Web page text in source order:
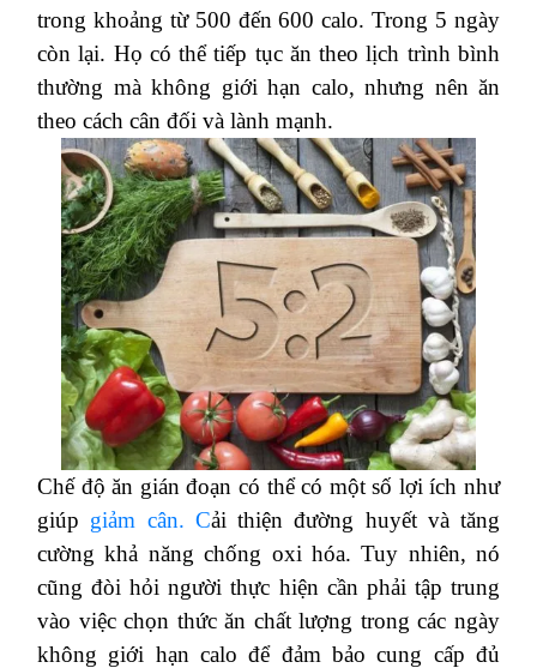
trong khoảng từ 500 đến 600 calo. Trong 5 ngày
còn lại. Họ có thể tiếp tục ăn theo lịch trình bình
thường mà không giới hạn calo, nhưng nên ăn
theo cách cân đối và lành mạnh.
Chế độ ăn gián đoạn có thể có một số lợi ích như
giúp giảm cân. Cải thiện đường huyết và tăng
cường khả năng chống oxi hóa. Tuy nhiên, nó
cũng đòi hỏi người thực hiện cần phải tập trung
vào việc chọn thức ăn chất lượng trong các ngày
không giới hạn calo để đảm bảo cung cấp đủ